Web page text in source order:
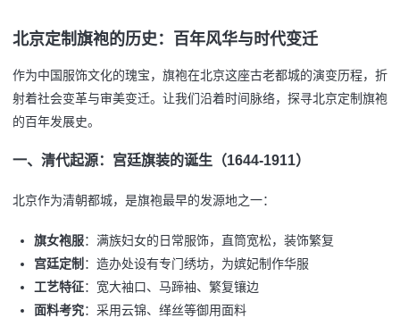
北京定制旗袍的历史：百年风华与时代变迁
作为中国服饰文化的瑰宝，旗袍在北京这座古老都城的演变历程，折
射着社会变革与审美变迁。让我们沿着时间脉络，探寻北京定制旗袍
的百年发展史。
一、清代起源：宫廷旗装的诞生（1644-1911）
北京作为清朝都城，是旗袍最早的发源地之一：
旗女袍服：满族妇女的日常服饰，直筒宽松，装饰繁复
宫廷定制 ：造办处设有专门绣坊，为嫔妃制作华服
工艺特征：宽大袖口、马蹄袖、繁复镶边
面料考究：采用云锦、缂丝等御用面料